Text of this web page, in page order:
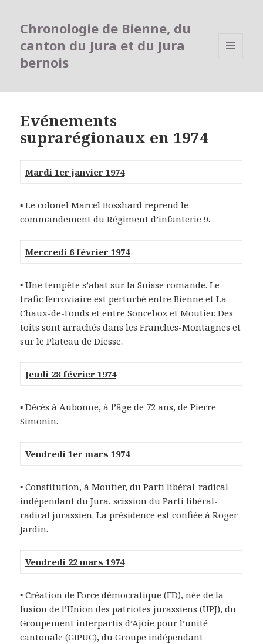
Chronologie de Bienne, du
canton du Jura et du Jura
bernois
Evénements
suprarégionaux en 1974
Mardi 1er janvier 1974
▪ Le colonelMarcel Bosshard reprend le
commandement du Régiment d’infanterie 9.
Mercredi 6 février 1974
▪ Une tempête s’abat sur la Suisse romande. Le
trafic ferroviaire est perturbé entre Bienne et La
Chaux-de-Fonds et entre Sonceboz et Moutier. Des
toits sont arrachés dans les Franches-Montagnes et
sur le Plateau de Diesse.
Jeudi 28 février 1974
▪ Décès à Aubonne, à l’âge de 72 ans, dePierre
Simonin.
Vendredi 1er mars 1974
▪ Constitution, à Moutier, du Parti libéral-radical
indépendant du Jura, scission du Parti libéral-
radical jurassien. La présidence est confiée àRoger
Jardin.
Vendredi 22 mars 1974
▪ Création de Force démocratique (FD), née de la
fusion de l’Union des patriotes jurassiens (UPJ), du
Groupement interpartis d’Ajoie pour l’unité
cantonale (GIPUC), du Groupe indépendant